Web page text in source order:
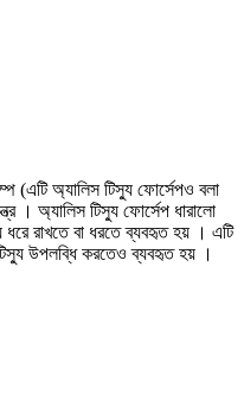
(এটি অ্যালিস টিস্যু ফোর্সেপও বলা
। অ্যালিস টিস্যু ফোর্সেপ ধারালো
ধরে রাখতে বা ধরতে ব্যবহৃত হয় । এটি
উপলব্ধি করতেও ব্যবহৃত হয় ।